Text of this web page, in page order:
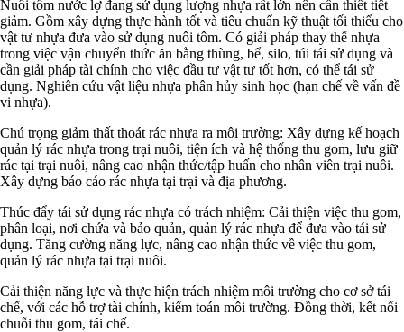
Nuôi tôm nước lợ đang sử dụng lượng nhựa rất lớn nên cần thiết tiết
giảm. Gồm xây dựng thực hành tốt và tiêu chuẩn kỹ thuật tối thiểu cho
vật tư nhựa đưa vào sử dụng nuôi tôm. Có giải pháp thay thế nhựa
trong việc vận chuyển thức ăn bằng thùng, bể, silo, túi tái sử dụng và
cần giải pháp tài chính cho việc đầu tư vật tư tốt hơn, có thể tái sử
dụng. Nghiên cứu vật liệu nhựa phân hủy sinh học (hạn chế về vấn đề
vi nhựa).
Chú trọng giảm thất thoát rác nhựa ra môi trường: Xây dựng kế hoạch
quản lý rác nhựa trong trại nuôi, tiện ích và hệ thống thu gom, lưu giữ
rác tại trại nuôi, nâng cao nhận thức/tập huấn cho nhân viên trại nuôi.
Xây dựng báo cáo rác nhựa tại trại và địa phương.
Thúc đẩy tái sử dụng rác nhựa có trách nhiệm: Cải thiện việc thu gom,
phân loại, nơi chứa và bảo quản, quản lý rác nhựa để đưa vào tái sử
dụng. Tăng cường năng lực, nâng cao nhận thức về việc thu gom,
quản lý rác nhựa tại trại nuôi.
Cải thiện năng lực và thực hiện trách nhiệm môi trường cho cơ sở tái
chế, với các hỗ trợ tài chính, kiểm toán môi trường. Đồng thời, kết nối
chuỗi thu gom, tái chế.